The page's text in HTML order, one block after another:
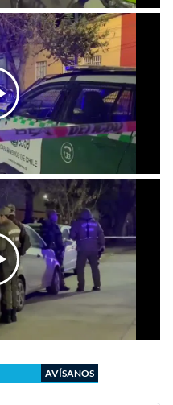
AVÍSANOS